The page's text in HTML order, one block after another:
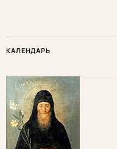
КАЛЕНДАРЬ